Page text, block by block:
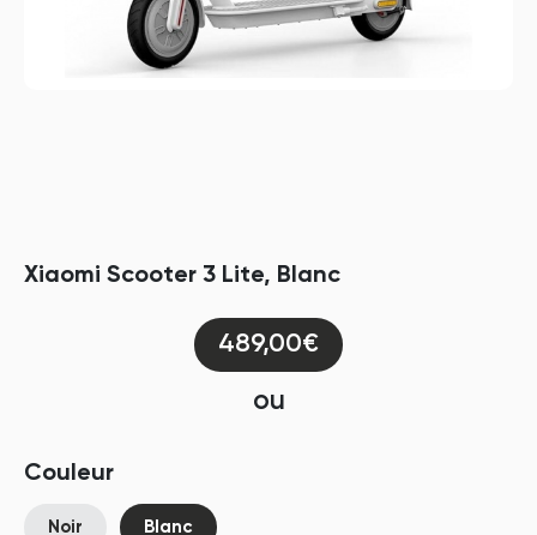
Xiaomi Scooter 3 Lite, Blanc
489,00€
ou
Couleur
Noir Blanc